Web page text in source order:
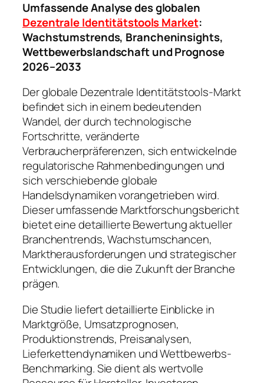
Umfassende Analyse des globalen
Dezentrale Identitätstools Market:
Wachstumstrends, Brancheninsights,
Wettbewerbslandschaft und Prognose
2026–2033
Der globale Dezentrale Identitätstools-Markt
befindet sich in einem bedeutenden
Wandel, der durch technologische
Fortschritte, veränderte
Verbraucherpräferenzen, sich entwickelnde
regulatorische Rahmenbedingungen und
sich verschiebende globale
Handelsdynamiken vorangetrieben wird.
Dieser umfassende Marktforschungsbericht
bietet eine detaillierte Bewertung aktueller
Branchentrends, Wachstumschancen,
Marktherausforderungen und strategischer
Entwicklungen, die die Zukunft der Branche
prägen.
Die Studie liefert detaillierte Einblicke in
Marktgröße, Umsatzprognosen,
Produktionstrends, Preisanalysen,
Lieferkettendynamiken und Wettbewerbs-
Benchmarking. Sie dient als wertvolle